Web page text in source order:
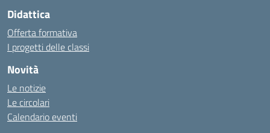
Didattica
Offerta formativa
I progetti delle classi
Novità
Le notizie
Le circolari
Calendario eventi